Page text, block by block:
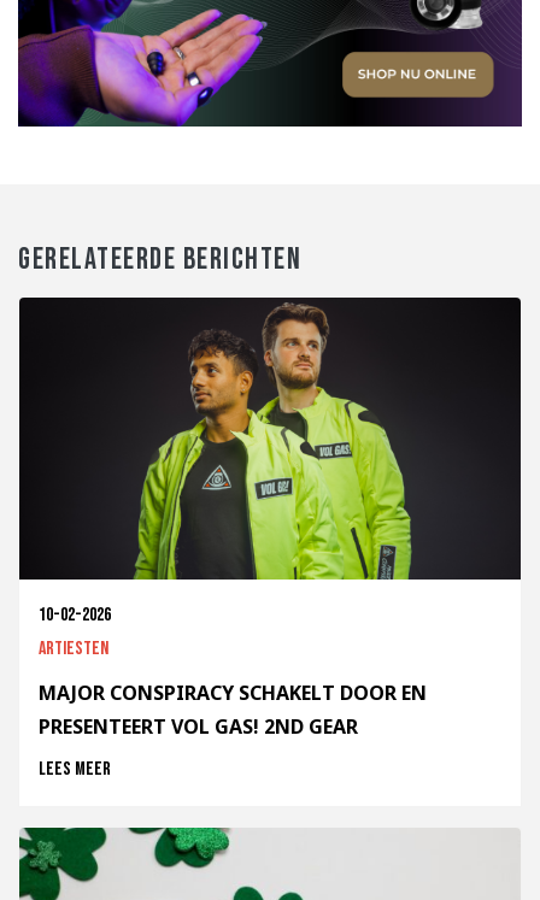
GERELATEERDE BERICHTEN
10-02-2026
Artiesten
MAJOR CONSPIRACY SCHAKELT DOOR EN
PRESENTEERT VOL GAS! 2ND GEAR
Lees meer